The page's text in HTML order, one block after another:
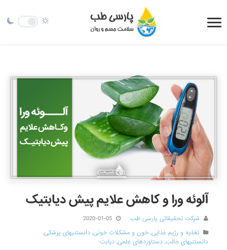
آلوئه ورا و کاهش علایم پیش دیابتیک
شرکت تحقیقاتی پارسی طب
2020-01-05
تغذیه و رژیم غذایی,خون و مشکلات خونی,دانستنیهای پزشکی,
دانستنیهای جالب,دستاوردهای علمی,دیابت